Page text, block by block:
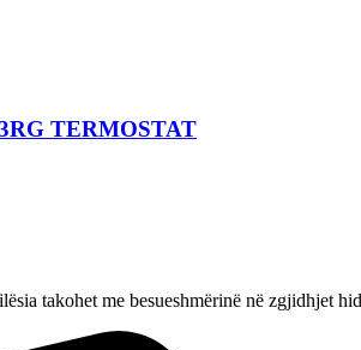
TERMOSTAT
takohet me besueshmërinë në zgjidhjet